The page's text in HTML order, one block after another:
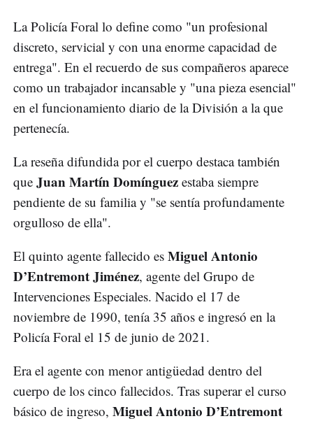
La Policía Foral lo define como "un profesional
discreto, servicial y con una enorme capacidad de
entrega". En el recuerdo de sus compañeros aparece
como un trabajador incansable y "una pieza esencial"
en el funcionamiento diario de la División a la que
pertenecía.
La reseña difundida por el cuerpo destaca también
que Juan Martín Domínguez estaba siempre
pendiente de su familia y "se sentía profundamente
orgulloso de ella".
El quinto agente fallecido es Miguel Antonio
D’Entremont Jiménez, agente del Grupo de
Intervenciones Especiales. Nacido el 17 de
noviembre de 1990, tenía 35 años e ingresó en la
Policía Foral el 15 de junio de 2021.
Era el agente con menor antigüedad dentro del
cuerpo de los cinco fallecidos. Tras superar el curso
básico de ingreso, Miguel Antonio D’Entremont